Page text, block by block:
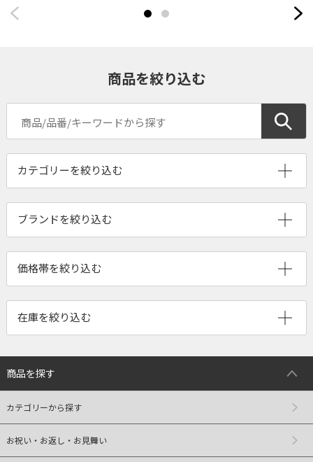
商品を絞り込む
ブランドを絞り込む
商品を探す
カテゴリーから探す
お祝い・お返し・お見舞い